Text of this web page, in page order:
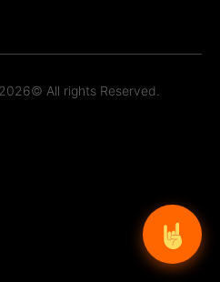
All rights Reserved.